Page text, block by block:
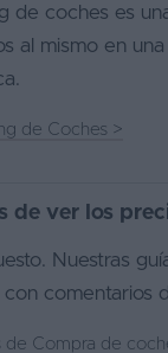
de coches es
al mismo en
de Coches >
de ver los
Nuestras
con comentarios
de Compra de